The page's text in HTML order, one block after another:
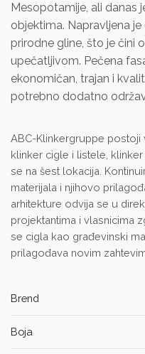
Mesopotamije, ali danas
objektima. Napravljena
prirodne gline, što je čini
upečatljivom. Pečena
ekonomičan, trajan i
potrebno dodatno
ABC-Klinkergruppe postoji
klinker cigle i listele,
se na šest lokacija.
materijala i njihovo
arhitekture odvija se u
projektantima i vlasnicima
se cigla kao građevinski
prilagođava novim
Brend
Boja